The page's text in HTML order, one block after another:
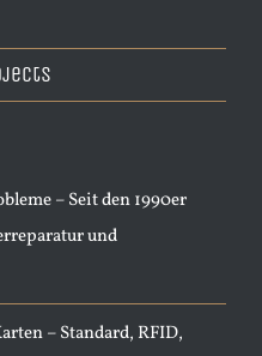
– Seit den 1990er
und
– Standard, RFID,